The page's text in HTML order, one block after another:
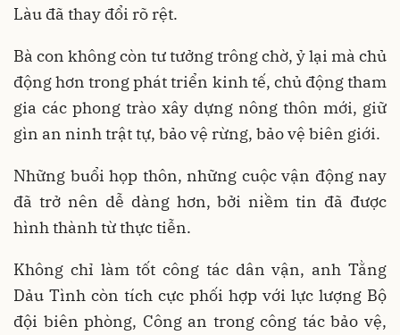
Làu đã thay đổi rõ rệt.
Bà con không còn tư tưởng trông chờ, ỷ lại mà chủ
động hơn trong phát triển kinh tế, chủ động tham
gia các phong trào xây dựng nông thôn mới, giữ
gìn an ninh trật tự, bảo vệ rừng, bảo vệ biên giới.
Những buổi họp thôn, những cuộc vận động nay
đã trở nên dễ dàng hơn, bởi niềm tin đã được
hình thành từ thực tiễn.
Không chỉ làm tốt công tác dân vận, anh Tằng
Dảu Tình còn tích cực phối hợp với lực lượng Bộ
đội biên phòng, Công an trong công tác bảo vệ,